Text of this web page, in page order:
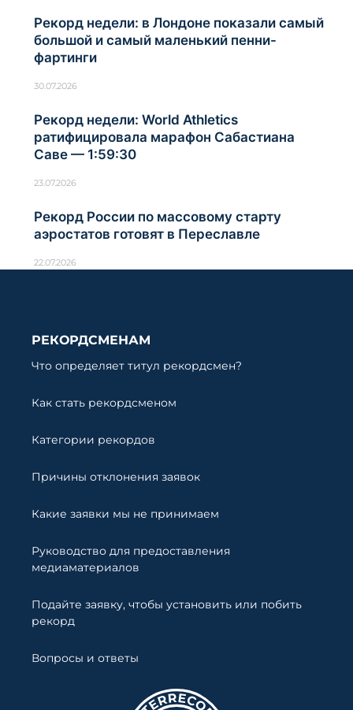
Рекорд недели: в Лондоне показали самый
большой и самый маленький пенни-
фартинги
30.07.2026
Рекорд недели: World Athletics
ратифицировала марафон Сабастиана
Саве — 1:59:30
23.07.2026
Рекорд России по массовому старту
аэростатов готовят в Переславле
22.07.2026
РЕКОРДСМЕНАМ
Что определяет титул рекордсмен?
Как стать рекордсменом
Категории рекордов
Причины отклонения заявок
Какие заявки мы не принимаем
Руководство для предоставления
медиаматериалов
Подайте заявку, чтобы установить или побить
рекорд
Вопросы и ответы